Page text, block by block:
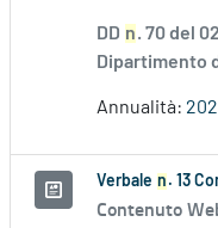
DD n. 70 del
Dipartimento
Annualità:
Verbale n . 13
Contenuto